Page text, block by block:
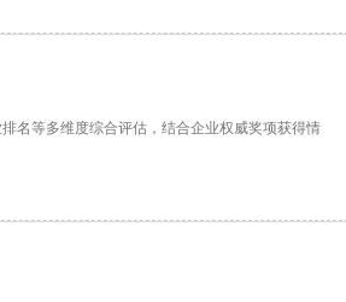
名等多维度综合评估，结合企业权威奖项获得情